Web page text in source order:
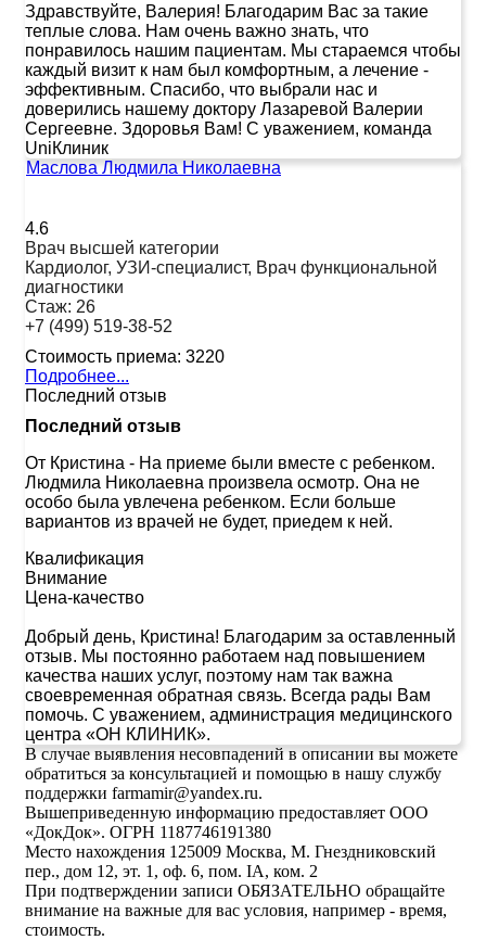
Здравствуйте, Валерия! Благодарим Вас за такие
теплые слова. Нам очень важно знать, что
понравилось нашим пациентам. Мы стараемся чтобы
каждый визит к нам был комфортным, а лечение -
эффективным. Спасибо, что выбрали нас и
доверились нашему доктору Лазаревой Валерии
Сергеевне. Здоровья Вам! С уважением, команда
UniКлиник
Маслова Людмила Николаевна
4.6
Врач высшей категории
Кардиолог, УЗИ-специалист, Врач функциональной
диагностики
Стаж: 26
+7 (499) 519-38-52
Стоимость приема: 3220
Подробнее...
Последний отзыв
Последний отзыв
От Кристина - На приеме были вместе с ребенком.
Людмила Николаевна произвела осмотр. Она не
особо была увлечена ребенком. Если больше
вариантов из врачей не будет, приедем к ней.
Квалификация
Внимание
Цена-качество
Добрый день, Кристина! Благодарим за оставленный
отзыв. Мы постоянно работаем над повышением
качества наших услуг, поэтому нам так важна
своевременная обратная связь. Всегда рады Вам
помочь. С уважением, администрация медицинского
центра «ОН КЛИНИК».
В случае выявления несовпадений в описании вы можете
обратиться за консультацией и помощью в нашу службу
поддержки farmamir@yandex.ru.
Вышеприведенную информацию предоставляет ООО
«ДокДок». ОГРН 1187746191380
Место нахождения 125009 Москва, М. Гнездниковский
пер., дом 12, эт. 1, оф. 6, пом. IA, ком. 2
При подтверждении записи ОБЯЗАТЕЛЬНО обращайте
внимание на важные для вас условия, например - время,
стоимость.